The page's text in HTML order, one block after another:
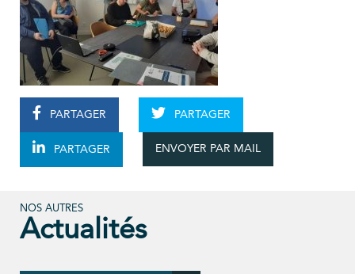
PARTAGER PARTAGER
PARTAGER ENVOYER PAR MAIL
NOS AUTRES
Actualités